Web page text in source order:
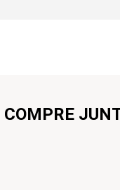
COMPRE